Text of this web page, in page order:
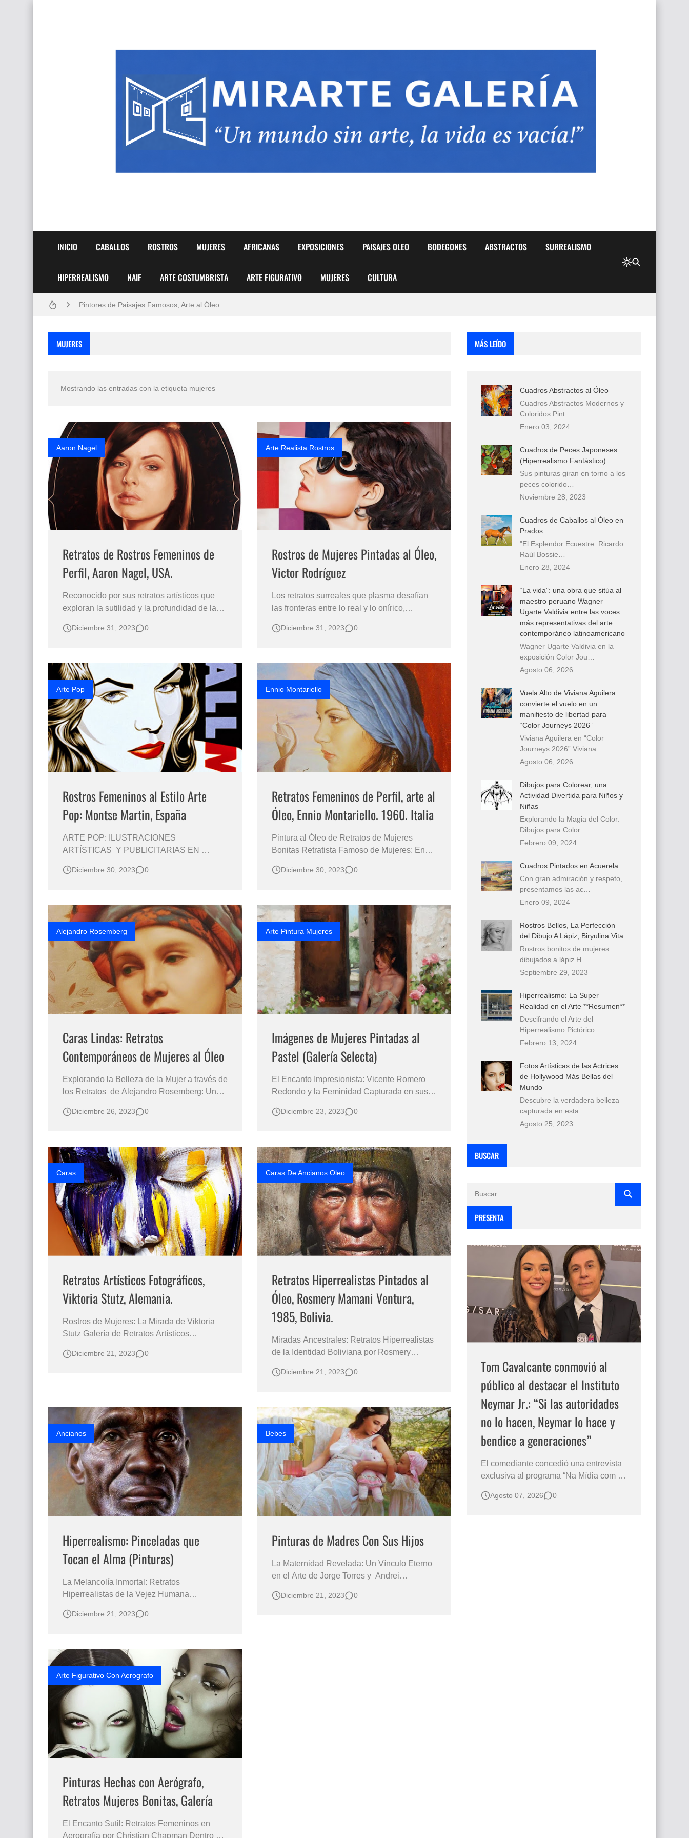
INICIO CABALLOS ROSTROS MUJERES AFRICANAS EXPOSICIONES PAISAJES OLEO BODEGONES ABSTRACTOS SURREALISMO
HIPERREALISMO NAIF ARTE COSTUMBRISTA ARTE FIGURATIVO MUJERES CULTURA
Frutas y Flores Para Colorear Imágenes
Pintores de Paisajes Famosos, Arte al Óleo
Rostros Bellos, La Perfección del Dibujo A Lápiz, Biryulina Vita
Fotos Artísticas de las Actrices de Hollywood Más Bellas del Mundo
Que significan los cuadros de negras africanas?
El mundo del arte en pintura surrealista
MUJERES
Mostrando las entradas con la etiqueta mujeres
Aaron Nagel
Retratos de Rostros Femeninos de
Perfil, Aaron Nagel, USA.
Reconocido por sus retratos artísticos que
exploran la sutilidad y la profundidad de las
ángulos, destacando la belleza caucásica y
Perfil y ¾ de Perfil Oleos Sobre L…
Diciembre 31, 2023 0
Arte Realista Rostros
Rostros de Mujeres Pintadas al Óleo,
Victor Rodríguez
Los retratos surreales que plasma desafían
las fronteras entre lo real y lo onírico,
espectador a un viaje sensorial. Pintura
Retratos de Rostros de Mujeres Jóvenes y
Bellas Ret…
Diciembre 31, 2023 0
Arte Pop
Rostros Femeninos al Estilo Arte
Pop: Montse Martin, España
ARTE POP: ILUSTRACIONES
ARTÍSTICAS Y PUBLICITARIAS EN
(Lleida - España) Rostros de Mujeres
21 Artistas de Arte Pop Montse Martín,
nacida en 1974 en Lleid…
Diciembre 30, 2023 0
Ennio Montariello
Retratos Femeninos de Perfil, arte al
Óleo, Ennio Montariello. 1960. Italia
Pintura al Óleo de Retratos de Mujeres
Bonitas Retratista Famoso de Mujeres: Ennio
Rostros de Mujeres Guapas de Perfil /
de Mujeres de Perfil Pintados al Óleo…
Diciembre 30, 2023 0
Alejandro Rosemberg
Caras Lindas: Retratos
Contemporáneos de Mujeres al Óleo
Explorando la Belleza de la Mujer a través de
los Retratos de Alejandro Rosemberg: Un
PRECIOSAS MUJERES PINTADAS AL
Retratos de Mujeres Pintura Profesional en
Óleo Rostros Mujer…
Diciembre 26, 2023 0
Arte Pintura Mujeres
Imágenes de Mujeres Pintadas al
Pastel (Galería Selecta)
El Encanto Impresionista: Vicente Romero
Redondo y la Feminidad Capturada en sus
Través de la Pincelada de la Sensibilidad
Cuadros Realistas de Mujeres Pintados al
Pastel Sobre…
Diciembre 23, 2023 0
Caras
Retratos Artísticos Fotográficos,
Viktoria Stutz, Alemania.
Rostros de Mujeres: La Mirada de Viktoria
Stutz Galería de Retratos Artísticos
Alemana SERIE ROSTROS DE MUJERES
Femenina Capturada a …
Diciembre 21, 2023 0
Caras De Ancianos Oleo
Retratos Hiperrealistas Pintados al
Óleo, Rosmery Mamani Ventura,
1985, Bolivia.
Miradas Ancestrales: Retratos Hiperrealistas
de la Identidad Boliviana por Rosmery
Hiperealistas de la Artista Boliviana
Desde temprana edad demostró su talento
para la pintura del ret…
Diciembre 21, 2023 0
Ancianos
Hiperrealismo: Pinceladas que
Tocan el Alma (Pinturas)
La Melancolía Inmortal: Retratos
Hiperrealistas de la Vejez Humana
Salud Mental en los Retratos de Ancianos
Retratos Artísticos de Ancianos Humanos
HIPERREALISMO RET…
Diciembre 21, 2023 0
Bebes
Pinturas de Madres Con Sus Hijos
La Maternidad Revelada: Un Vínculo Eterno
en el Arte de Jorge Torres y Andrei
(Kazakhstan) Retratos de mamás con
Diciembre 21, 2023 0
Arte Figurativo Con Aerografo
Pinturas Hechas con Aerógrafo,
Retratos Mujeres Bonitas, Galería
El Encanto Sutil: Retratos Femeninos en
Aerografía por Christian Chapman Dentro del
MÁS LEÍDO
Cuadros Abstractos al Óleo
Cuadros Abstractos Modernos y
Coloridos Pint…
Enero 03, 2024
Cuadros de Peces Japoneses
(Hiperrealismo Fantástico)
Sus pinturas giran en torno a los
peces colorido…
Noviembre 28, 2023
Cuadros de Caballos al Óleo en
Prados
"El Esplendor Ecuestre: Ricardo
Raúl Bossie…
Enero 28, 2024
“La vida”: una obra que sitúa al
maestro peruano Wagner
Ugarte Valdivia entre las voces
más representativas del arte
contemporáneo latinoamericano
Wagner Ugarte Valdivia en la
exposición Color Jou…
Agosto 06, 2026
Vuela Alto de Viviana Aguilera
convierte el vuelo en un
manifiesto de libertad para
“Color Journeys 2026”
Viviana Aguilera en “Color
Journeys 2026” Viviana…
Agosto 06, 2026
Dibujos para Colorear, una
Actividad Divertida para Niños y
Niñas
Explorando la Magia del Color:
Dibujos para Color…
Febrero 09, 2024
Cuadros Pintados en Acuerela
Con gran admiración y respeto,
presentamos las ac…
Enero 09, 2024
Rostros Bellos, La Perfección
del Dibujo A Lápiz, Biryulina Vita
Rostros bonitos de mujeres
dibujados a lápiz H…
Septiembre 29, 2023
Hiperrealismo: La Super
Realidad en el Arte **Resumen**
Descifrando el Arte del
Hiperrealismo Pictórico: …
Febrero 13, 2024
Fotos Artísticas de las Actrices
de Hollywood Más Bellas del
Mundo
Descubre la verdadera belleza
capturada en esta…
Agosto 25, 2023
BUSCAR
PRESENTA
Tom Cavalcante conmovió al
público al destacar el Instituto
Neymar Jr.: “Si las autoridades
no lo hacen, Neymar lo hace y
bendice a generaciones”
El comediante concedió una entrevista
exclusiva al programa “Na Mídia com a
Subasta del Instituto Neymar Jr., uno de
Agosto 07, 2026 0